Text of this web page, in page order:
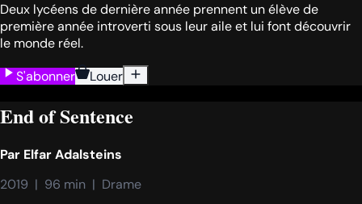
Deux lycéens de dernière année prennent un élève de
première année introverti sous leur aile et lui font découvrir
le monde réel.
S'abonner
Louer
End of Sentence
Par Elfar Adalsteins
2019  |  96 min  |  Drame